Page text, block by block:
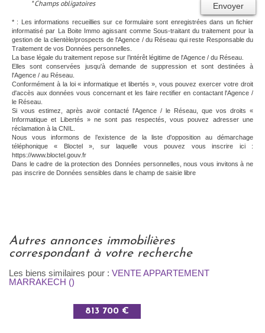
Envoyer
* Champs obligatoires
* : Les informations recueillies sur ce formulaire sont enregistrées dans un fichier
informatisé par La Boite Immo agissant comme Sous-traitant du traitement pour la
gestion de la clientèle/prospects de l'Agence / du Réseau qui reste Responsable du
Traitement de vos Données personnelles.
La base légale du traitement repose sur l’intérêt légitime de l'Agence / du Réseau.
Elles sont conservées jusqu'à demande de suppression et sont destinées à
l'Agence / au Réseau.
Conformément à la loi « informatique et libertés », vous pouvez exercer votre droit
d'accès aux données vous concernant et les faire rectifier en contactant l'Agence /
le Réseau.
Si vous estimez, après avoir contacté l'Agence / le Réseau, que vos droits «
Informatique et Libertés » ne sont pas respectés, vous pouvez adresser une
réclamation à la CNIL.
Nous vous informons de l’existence de la liste d'opposition au démarchage
téléphonique « Bloctel », sur laquelle vous pouvez vous inscrire ici :
https://www.bloctel.gouv.fr
Dans le cadre de la protection des Données personnelles, nous vous invitons à ne
pas inscrire de Données sensibles dans le champ de saisie libre
autres annonces immobilières
correspondant à votre recherche
Les biens similaires pour : VENTE APPARTEMENT
MARRAKECH ()
813 700 €